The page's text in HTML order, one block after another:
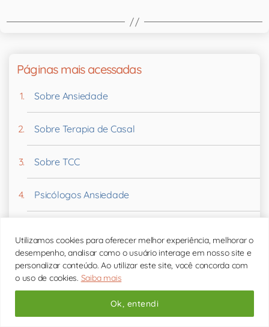
Utilizamos cookies para oferecer melhor experiência, melhorar o
desempenho, analisar como o usuário interage em nosso site e
personalizar conteúdo. Ao utilizar este site, você concorda com
o uso de cookies. Saiba mais
Ok, entendi
Páginas mais acessadas
Sobre Ansiedade
Sobre Terapia de Casal
Sobre TCC
Psicólogos Ansiedade
Psicólogos Relacionamentos
Psicólogos TCC